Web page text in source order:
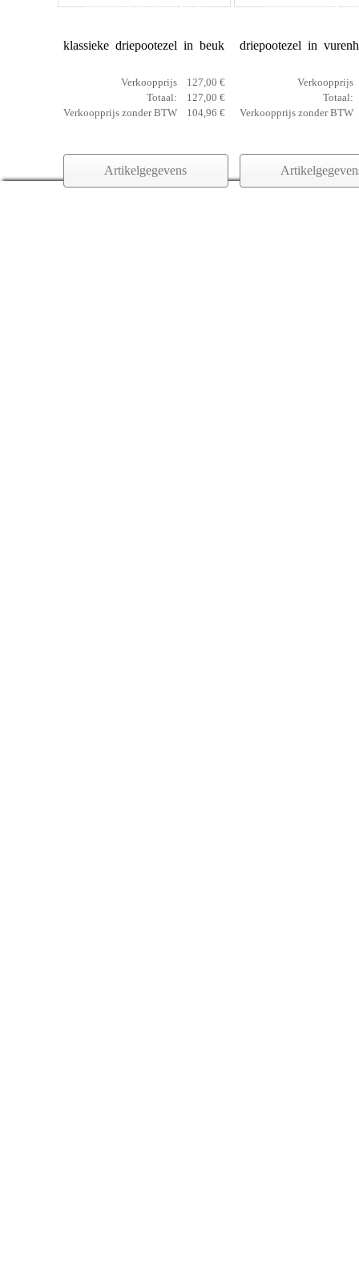
driepootezel MERSEY
klassieke driepootezel in beuk
Verkoopprijs
127,00 €
Totaal:
127,00 €
Verkoopprijs zonder BTW
104,96 €
Artikelgegevens
driepootezel
driepootezel in
Verkoopprijs
Totaal:
Verkoopprijs zonder BTW